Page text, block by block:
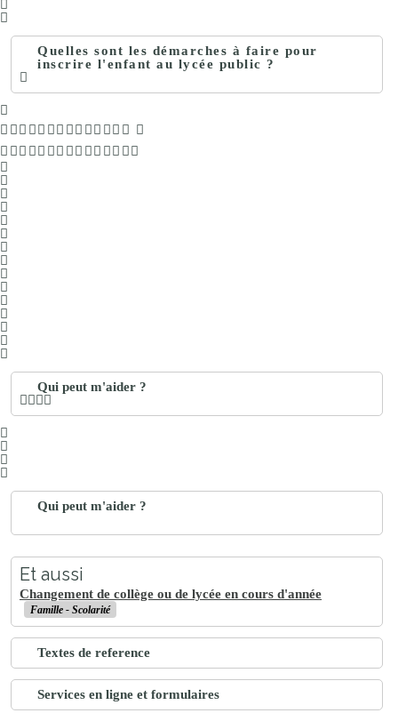
Quelles sont les démarches à faire pour
inscrire l'enfant au lycée public ?
Qui peut m'aider ?
Qui peut m'aider ?
Et aussi
Changement de collège ou de lycée en cours d'année
Famille - Scolarité
Textes de reference
Services en ligne et formulaires